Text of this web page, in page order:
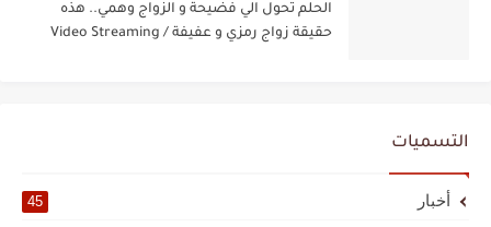
الحلم تحول الي فضيحة و الزواج وهمي.. هذه
حقيقة زواج رمزي و عفيفة / Video Streaming
التسميات
أخبار 45